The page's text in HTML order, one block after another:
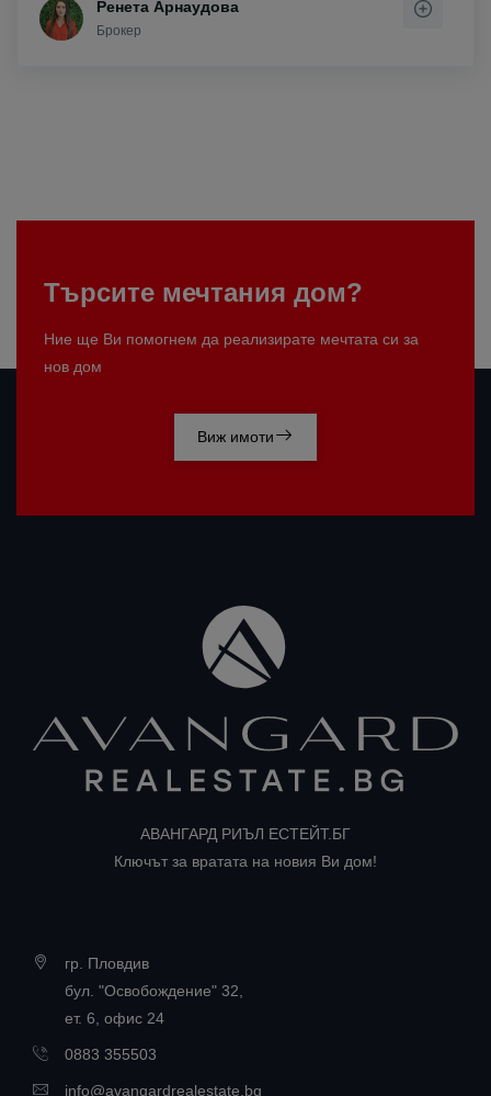
Ренета Арнаудова
Брокер
Търсите мечтания дом?
Ние ще Ви помогнем да реализирате мечтата си за
нов дом
Виж имоти
АВАНГАРД РИЪЛ ЕСТЕЙТ.БГ
Ключът за вратата на новия Ви дом!
гр. Пловдив
бул. "Освобождение" 32,
ет. 6, офис 24
0883 355503
info@avangardrealestate.bg